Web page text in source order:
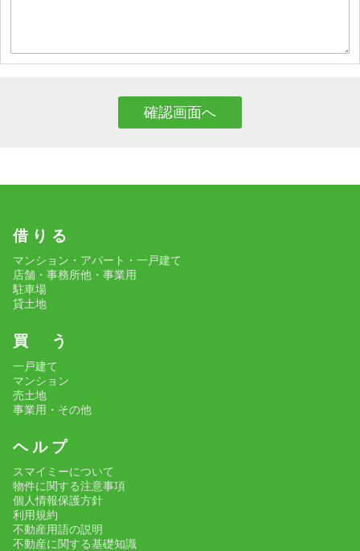
借 り る
マンション・アパート・一戸建て
店舗・事務所他・事業用
駐車場
貸土地
買 う
一戸建て
マンション
売土地
事業用・その他
ヘ ル プ
スマイミーについて
物件に関する注意事項
個人情報保護方針
利用規約
不動産用語の説明
不動産に関する基礎知識